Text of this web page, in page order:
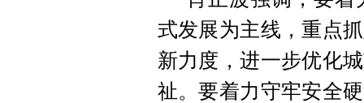
式发展为主线，重点
新力度，进一步优化
祉。要着力守牢安全